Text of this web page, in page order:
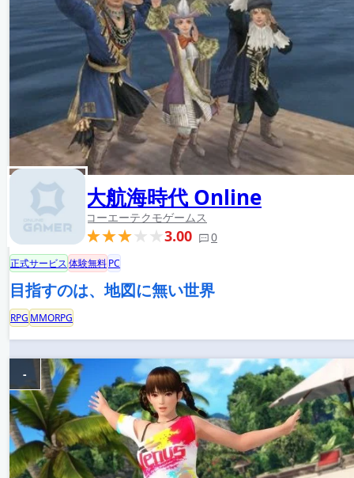
大航海時代 Online
コーエーテクモゲームス
3.00 0
正式サービス体験無料PC
目指すのは、地図に無い世界
RPG MMORPG
-